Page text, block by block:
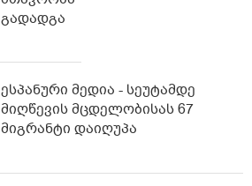
გადადგა
ესპანური მედია - სეუტამდე
მიღწევის მცდელობისას 67
მიგრანტი დაიღუპა